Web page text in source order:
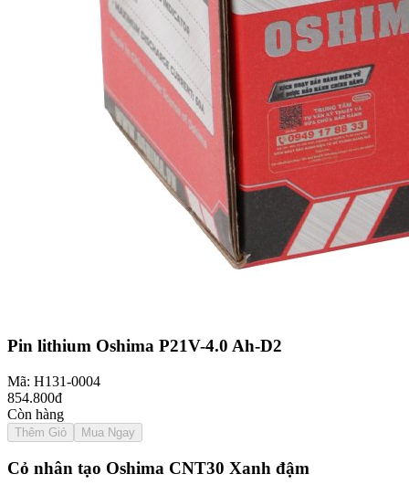
Pin lithium Oshima P21V-4.0 Ah-D2
Mã: H131-0004
854.800đ
Còn hàng
Thêm Giỏ Mua Ngay
Cỏ nhân tạo Oshima CNT30 Xanh đậm